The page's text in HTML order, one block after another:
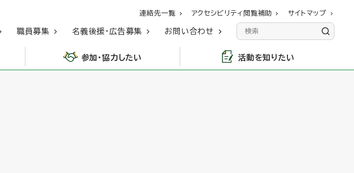
連絡先一覧 アクセシビリティ閲覧補助 サイトマップ
職員募集 名義後援・広告募集 お問い合わせ
参加・協力したい 活動を知りたい